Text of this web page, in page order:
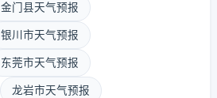
金门县天气预报
银川市天气预报
东莞市天气预报
龙岩市天气预报